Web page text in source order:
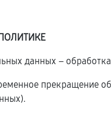
данных –
прекращение